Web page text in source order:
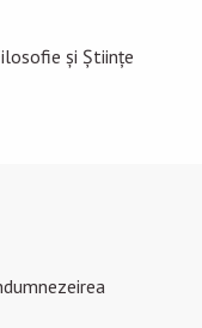
și Științe